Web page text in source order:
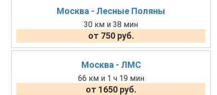
Москва - Лесные Поляны
30 км и 38 мин
от 750 руб.
Москва - ЛМС
66 км и 1 ч 19 мин
от 1650 руб.